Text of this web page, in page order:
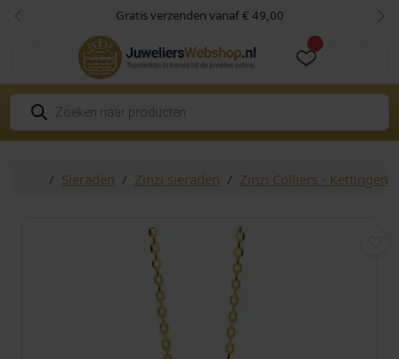
Skip to content
Skip to footer Gratis verzenden vanaf € 49,00
Vorige
P
o
d
HomeSieraden Zinzi sieraden Zinzi Colliers - Kettingen